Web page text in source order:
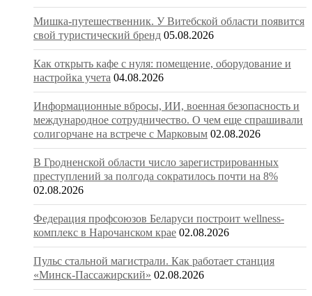
Мишка-путешественник. У Витебской области появится
свой туристический бренд 05.08.2026
Как открыть кафе с нуля: помещение, оборудование и
настройка учета 04.08.2026
Информационные вбросы, ИИ, военная безопасность и
международное сотрудничество. О чем еще спрашивали
солигорчане на встрече с Марковым 02.08.2026
В Гродненской области число зарегистрированных
преступлений за полгода сократилось почти на 8%
02.08.2026
Федерация профсоюзов Беларуси построит wellness-
комплекс в Нарочанском крае 02.08.2026
Пульс стальной магистрали. Как работает станция
«Минск-Пассажирский» 02.08.2026